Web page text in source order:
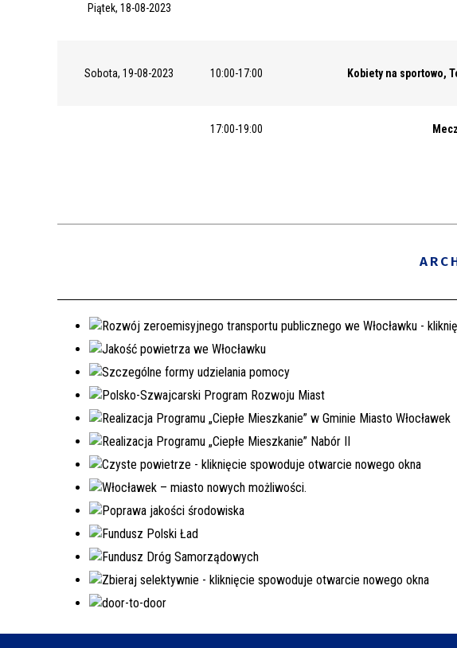
Piątek, 18-08-2023
Sobota, 19-08-2023 10:00-17:00 Kobiety na sportowo,
17:00-19:00